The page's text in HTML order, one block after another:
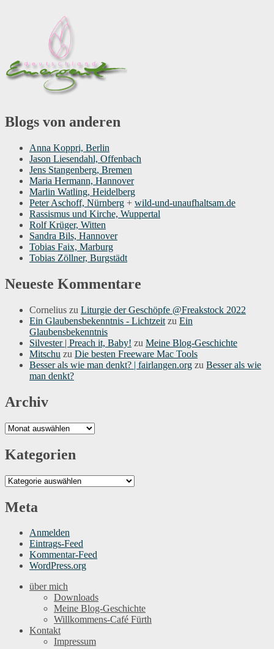
Blogs von anderen
Anna Koppri, Berlin
Jason Liesendahl, Offenbach
Jens Stangenberg, Bremen
Maria Hermann, Hannover
Marlin Watling, Heidelberg
Peter Aschoff, Nürnberg + wild-und-unaufhaltsam.de
Rassismus und Kirche, Wuppertal
Rolf Krüger, Witten
Sandra Bils, Hannover
Tobias Faix, Marburg
Tobias Zöllner, Burgstädt
Neueste Kommentare
Cornelius zu Liturgie der Geschöpfe @Freakstock 2022
Ein Glaubensbekenntnis - Lichtzeit zu Ein
Glaubensbekenntnis
Silvester | Preach it, Baby! zu Meine Blog-Geschichte
Mitschu zu Die besten Freeware Mac Tools
Besser als wie man denkt? | fairlangen.org zu Besser als wie
man denkt?
Archiv
Archiv
Kategorien
Kategorien
Meta
Anmelden
Eintrags-Feed
Kommentar-Feed
WordPress.org
über mich
Downloads
Meine Blog-Geschichte
Willkommens-Café Fürth
Kontakt
Impressum